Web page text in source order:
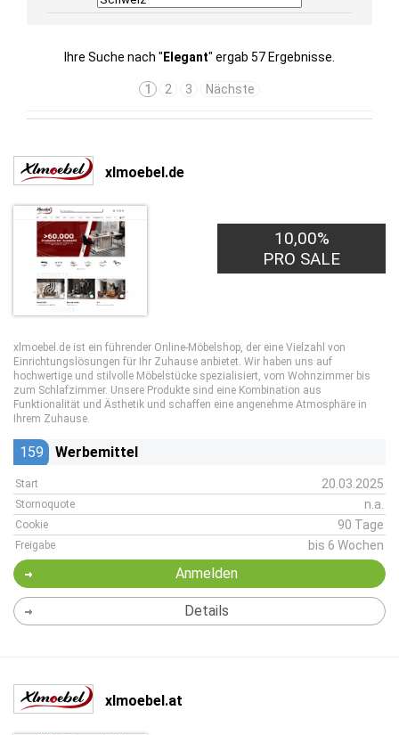
Ihre Suche nach " Elegant" ergab 57 Ergebnisse.
1 2 3 Nächste
xlmoebel.de
10,00%
PRO SALE
xlmoebel.de ist ein führender Online-Möbelshop, der eine Vielzahl von
Einrichtungslösungen für Ihr Zuhause anbietet. Wir haben uns auf
hochwertige und stilvolle Möbelstücke spezialisiert, vom Wohnzimmer bis
zum Schlafzimmer. Unsere Produkte sind eine Kombination aus
Funktionalität und Ästhetik und schaffen eine angenehme Atmosphäre in
Ihrem Zuhause.
159 Werbemittel
Start 20.03.2025
Stornoquote n.a.
Cookie 90 Tage
Freigabe bis 6 Wochen
Anmelden
Details
xlmoebel.at